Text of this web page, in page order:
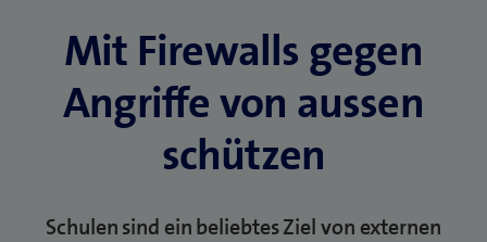
Mit Firewalls gegen
Angriffe von aussen
schützen
Schulen sind ein beliebtes Ziel von externen